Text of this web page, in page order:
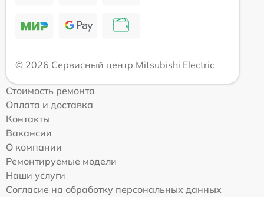
© 2026 Сервисный центр Mitsubishi Electric
Стоимость ремонта
Оплата и доставка
Контакты
Вакансии
О компании
Ремонтируемые модели
Наши услуги
Согласие на обработку персональных данных